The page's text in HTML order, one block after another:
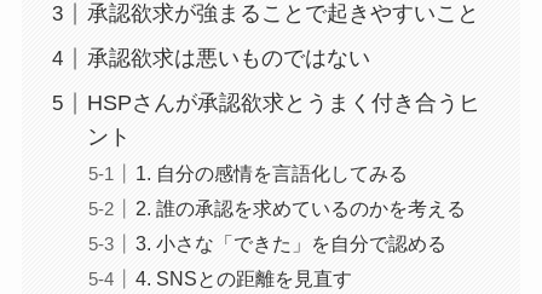
承認欲求が強まることで起きやすいこと
承認欲求は悪いものではない
HSPさんが承認欲求とうまく付き合うヒ
ント
1. 自分の感情を言語化してみる
2. 誰の承認を求めているのかを考える
3. 小さな「できた」を自分で認める
4. SNSとの距離を見直す